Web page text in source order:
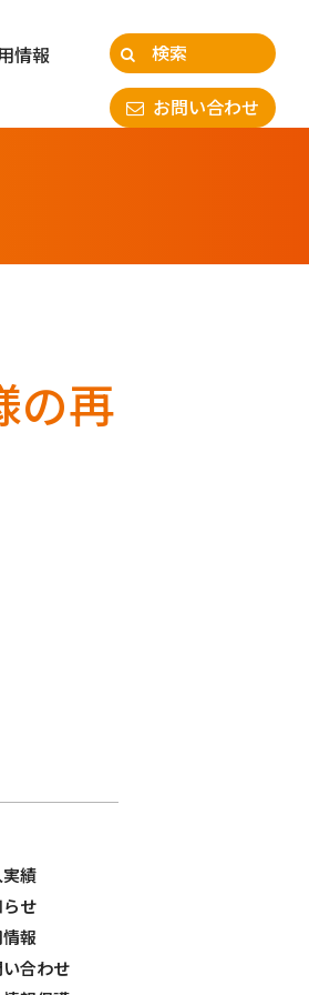
情報
お問い合わせ
の再
績
せ
報
合わせ